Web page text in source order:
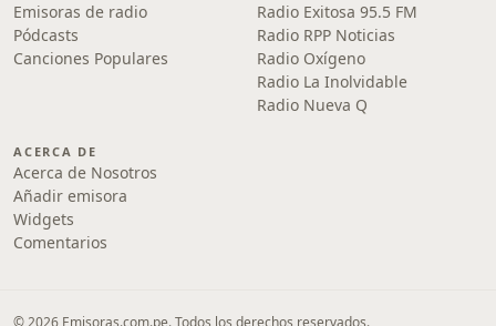
Emisoras de radio
Pódcasts
Canciones Populares
Radio Exitosa 95.5 FM
Radio RPP Noticias
Radio Oxígeno
Radio La Inolvidable
Radio Nueva Q
ACERCA DE
Acerca de Nosotros
Añadir emisora
Widgets
Comentarios
© 2026 Emisoras.com.pe. Todos los derechos reservados.